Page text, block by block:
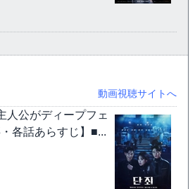
動画視聴サイトへ
人公がディープフェ
各話あらすじ】■...